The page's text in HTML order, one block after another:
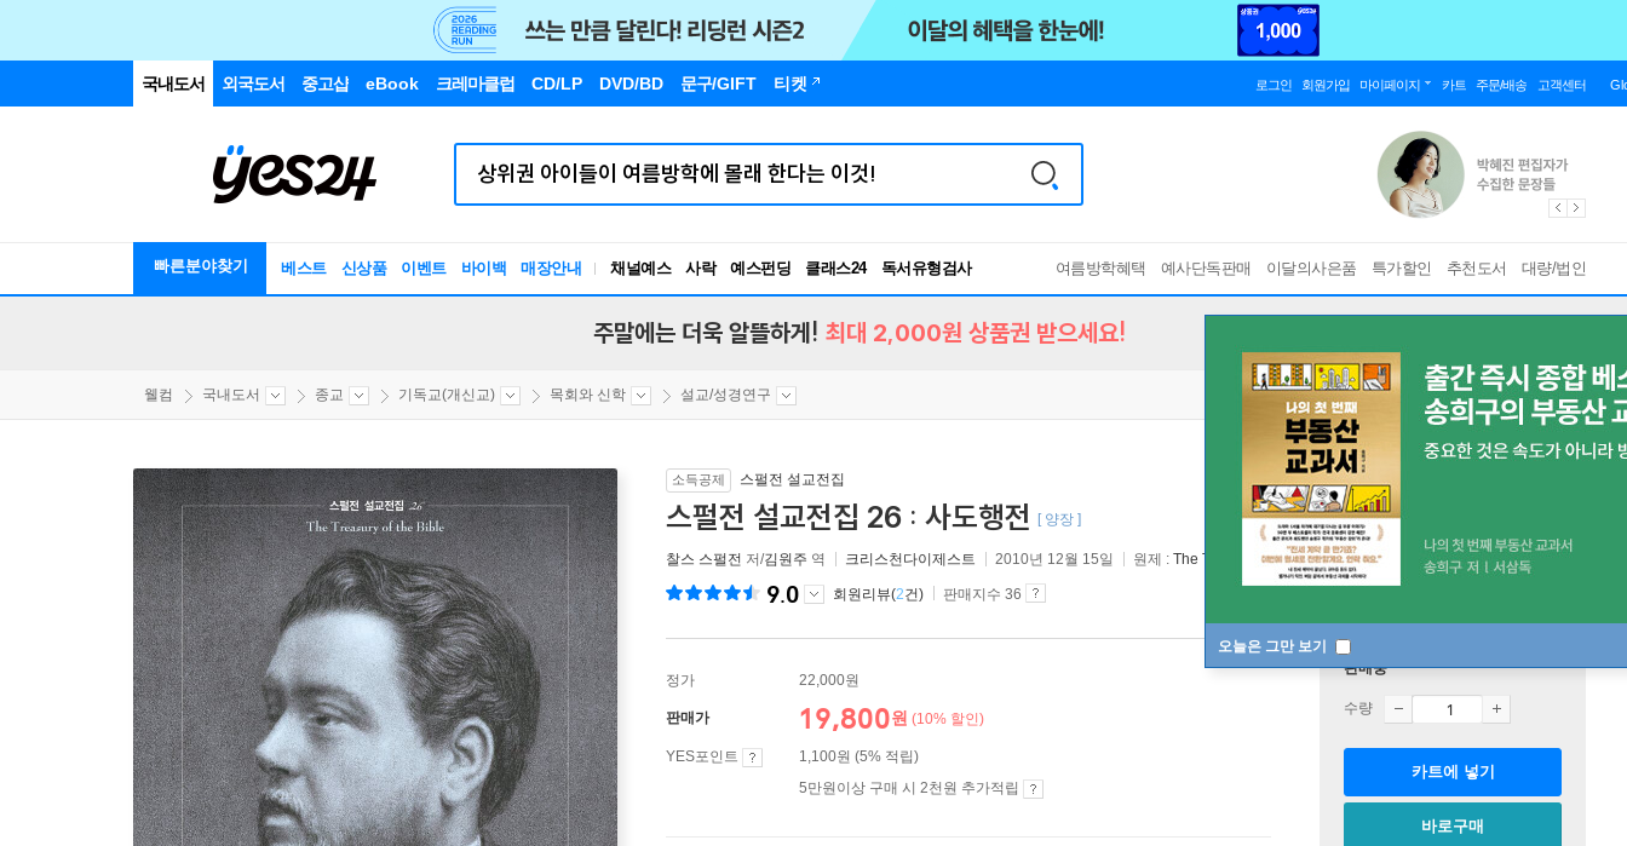
국내도서 외국도서 중고샵 eBook 크레마클럽 CD/LP DVD/BD 문구/GIFT 티켓 로그인 회원가입 마이페이지 카트 주문/배송 고객센터
빠른분야찾기 베스트 신상품 이벤트 바이백 매장안내 채널예스 사락 예스펀딩 클래스24
독서유형검사
RBTI Lab
여름방학혜택 예사단독판매 이달의사은품 특가할인 추천도서 대량/법인
오늘은 그만 보기
주말에는 더욱 알뜰하게! 최대 2,000원 상품권 받으세요!
웰컴 국내도서 종교 기독교(개신교) 목회와 신학 설교/성경연구
소득공제 스펄전 설교전집
스펄전 설교전집 26 : 사도행전 [ 양장 ]
찰스 스펄전 저/김원주 역 크리스천다이제스트 2010년 12월 15일 원제 : The Treasury of The Bible
9.0 회원리뷰(2건) 판매지수 36
정가 22,000원
판매가 19,800원 (10% 할인)
YES포인트
1,100원 (5% 적립)
5만원이상 구매 시 2천원 추가적립
판매중
수량
카트에 넣기
바로구매